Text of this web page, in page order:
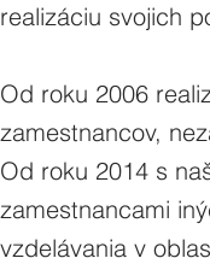
realizáciu svojich
Od roku 2006
zamestnancov,
Od roku 2014 s
zamestnancami
vzdelávania v